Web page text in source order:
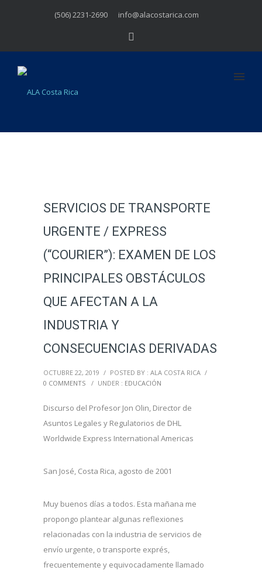
(506) 2231-2690 info@alacostarica.com
SERVICIOS DE TRANSPORTE
URGENTE / EXPRESS
(“COURIER”): EXAMEN DE LOS
PRINCIPALES OBSTÁCULOS
QUE AFECTAN A LA
INDUSTRIA Y
CONSECUENCIAS DERIVADAS
OCTUBRE 22, 2019 / POSTED BY : ALA COSTA RICA /
0 COMMENTS
/ UNDER : EDUCACIÓN
Discurso del Profesor Jon Olin, Director de
Asuntos Legales y Regulatorios de DHL
Worldwide Express International Americas
San José, Costa Rica, agosto de 2001
Muy buenos días a todos. Esta mañana me
propongo plantear algunas reflexiones
relacionadas con la industria de servicios de
envío urgente, o transporte exprés,
frecuentemente y equivocadamente llamado